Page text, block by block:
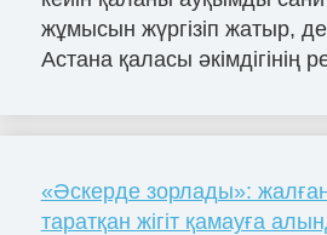
жұмысын жүргізіп жатыр,
Астана қаласы әкімдігінің
«Әскерде зорлады»:
таратқан жігіт қамауға